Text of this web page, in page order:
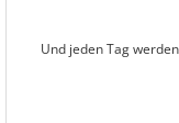
Und jeden Tag